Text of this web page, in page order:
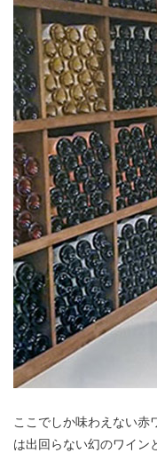
ここでしか味わえない赤
は出回らない幻のワイン